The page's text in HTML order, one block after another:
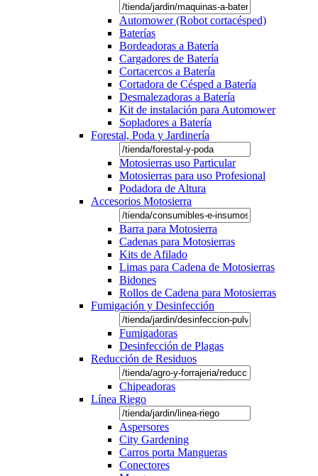
Automower (Robot cortacésped)
Baterías
Bordeadoras a Batería
Cargadores de Batería
Cortacercos a Batería
Cortadora de Césped a Batería
Desmalezadoras a Batería
Kit de instalación para Automower
Sopladores a Batería
Forestal, Poda y Jardinería
Motosierras uso Particular
Motosierras para uso Profesional
Podadora de Altura
Accesorios Motosierra
Barra para Motosierra
Cadenas para Motosierras
Kits de Afilado
Limas para Cadena de Motosierras
Bidones
Rollos de Cadena para Motosierras
Fumigación y Desinfección
Fumigadoras
Desinfección de Plagas
Reducción de Residuos
Chipeadoras
Línea Riego
Aspersores
City Gardening
Carros porta Mangueras
Conectores